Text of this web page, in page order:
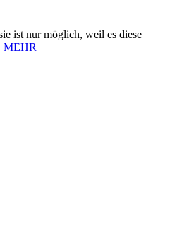
ist nur möglich, weil es diese
MEHR